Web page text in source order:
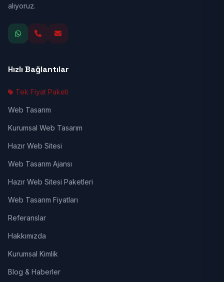
alıyoruz.
Hızlı Bağlantılar
Tek Fiyat Paketi
Web Tasarım
Kurumsal Web Tasarım
Hazır Web Sitesi
Web Tasarım Ajansı
Hazır Web Sitesi Paketleri
Web Tasarım Fiyatları
Referanslar
Hakkımızda
Kurumsal Kimlik
Blog & Haberler